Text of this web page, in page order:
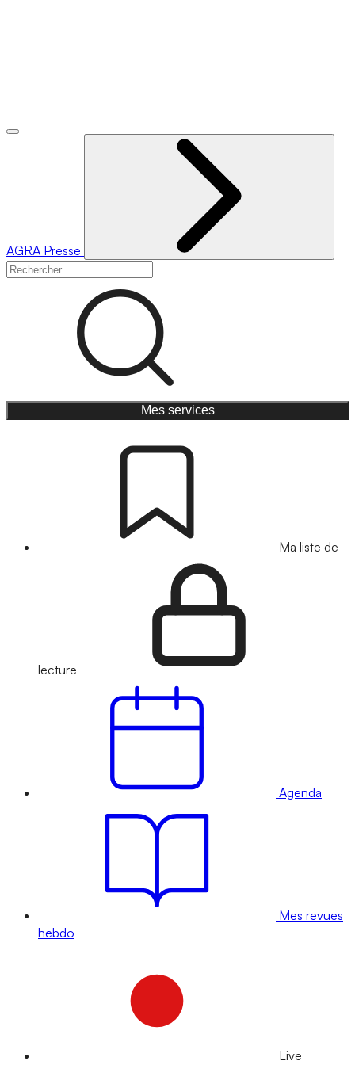
AGRA Presse
Mes services
Ma liste de
lecture
Agenda
Mes revues
hebdo
Live